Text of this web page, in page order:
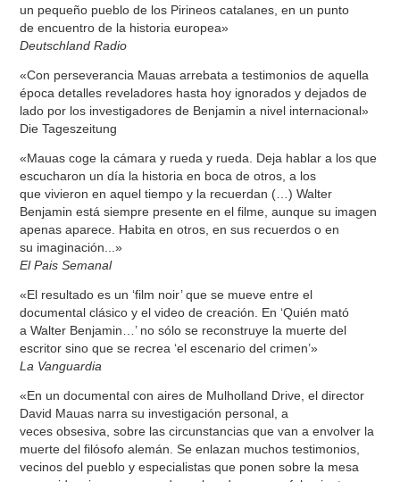
un pequeño pueblo de los Pirineos catalanes, en un punto
de encuentro de la historia europea»
Deutschland Radio
«Con perseverancia Mauas arrebata a testimonios de aquella
época detalles reveladores hasta hoy ignorados y dejados de
lado por los investigadores de Benjamin a nivel internacional»
Die Tageszeitung
«Mauas coge la cámara y rueda y rueda. Deja hablar a los que
escucharon un día la historia en boca de otros, a los
que vivieron en aquel tiempo y la recuerdan (…) Walter
Benjamin está siempre presente en el filme, aunque su imagen
apenas aparece. Habita en otros, en sus recuerdos o en
su imaginación...»
El Pais Semanal
«El resultado es un ‘film noir’ que se mueve entre el
documental clásico y el video de creación. En ‘Quién mató
a Walter Benjamin…’ no sólo se reconstruye la muerte del
escritor sino que se recrea ‘el escenario del crimen’»
La Vanguardia
«En un documental con aires de Mulholland Drive, el director
David Mauas narra su investigación personal, a
veces obsesiva, sobre las circunstancias que van a envolver la
muerte del filósofo alemán. Se enlazan muchos testimonios,
vecinos del pueblo y especialistas que ponen sobre la mesa